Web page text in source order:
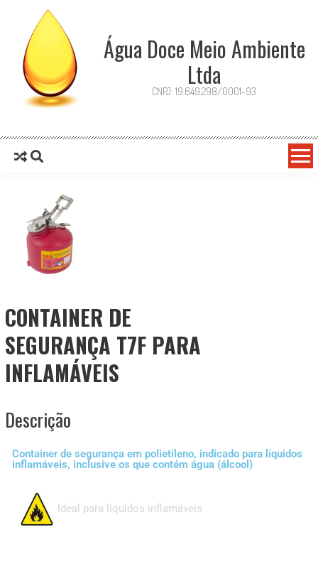
Água Doce Meio Ambiente
Ltda
CNPJ: 19.649.298/0001-93
CONTAINER DE
SEGURANÇA T7F PARA
INFLAMÁVEIS
Descrição
Container de segurança em polietileno, indicado para líquidos
inflamáveis, inclusive os que contém água (álcool)
Ideal para líquidos inflamáveis